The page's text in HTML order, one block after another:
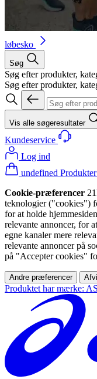
løbesko
Søg
Søg efter produkter,
Søg efter produkter,
Vis alle søgeresultater
Kundeservice
Log ind
undefined
Cookie-præferencer
teknologier ("cookies")
for at holde
relevante annoncer, for
egne kanaler mere
relevante annoncer på
på "Accepter cookies"
Andre præferencer
Produktet har mærke: